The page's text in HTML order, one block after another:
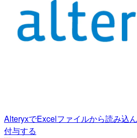
AlteryxでExcelファイルから読み込
付与する